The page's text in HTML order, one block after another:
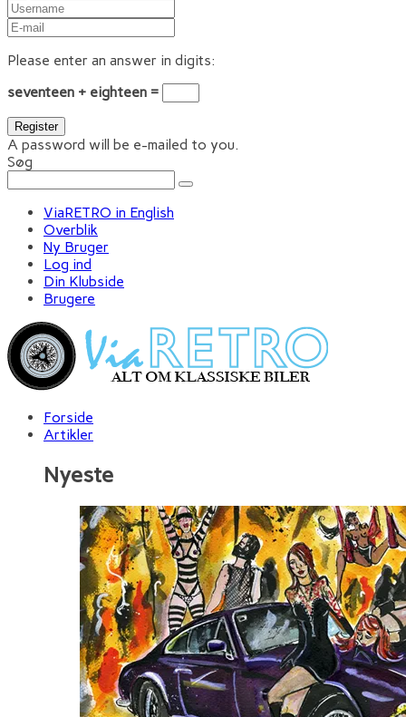
Please enter an answer in digits:
seventeen + eighteen =
A password will be e-mailed to you.
Søg
ViaRETRO in English
Overblik
Ny Bruger
Log ind
Din Klubside
Brugere
Forside
Artikler
Nyeste